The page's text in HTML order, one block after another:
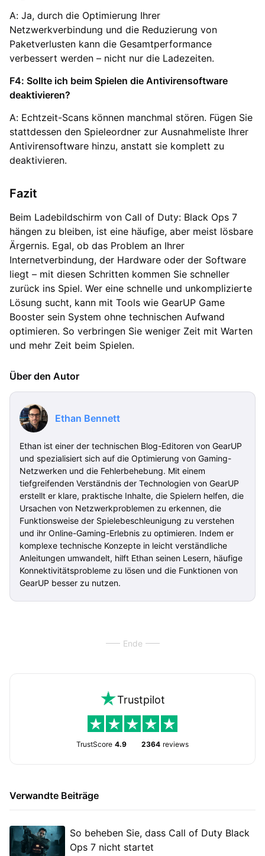
A: Ja, durch die Optimierung Ihrer
Netzwerkverbindung und die Reduzierung von
Paketverlusten kann die Gesamtperformance
verbessert werden – nicht nur die Ladezeiten.
F4: Sollte ich beim Spielen die Antivirensoftware
deaktivieren?
A: Echtzeit-Scans können manchmal stören. Fügen Sie
stattdessen den Spieleordner zur Ausnahmeliste Ihrer
Antivirensoftware hinzu, anstatt sie komplett zu
deaktivieren.
Fazit
Beim Ladebildschirm von Call of Duty: Black Ops 7
hängen zu bleiben, ist eine häufige, aber meist lösbare
Ärgernis. Egal, ob das Problem an Ihrer
Internetverbindung, der Hardware oder der Software
liegt – mit diesen Schritten kommen Sie schneller
zurück ins Spiel. Wer eine schnelle und unkomplizierte
Lösung sucht, kann mit Tools wie GearUP Game
Booster sein System ohne technischen Aufwand
optimieren. So verbringen Sie weniger Zeit mit Warten
und mehr Zeit beim Spielen.
Über den Autor
Ethan Bennett
Ethan ist einer der technischen Blog-Editoren von GearUP
und spezialisiert sich auf die Optimierung von Gaming-
Netzwerken und die Fehlerbehebung. Mit einem
tiefgreifenden Verständnis der Technologien von GearUP
erstellt er klare, praktische Inhalte, die Spielern helfen, die
Ursachen von Netzwerkproblemen zu erkennen, die
Funktionsweise der Spielebeschleunigung zu verstehen
und ihr Online-Gaming-Erlebnis zu optimieren. Indem er
komplexe technische Konzepte in leicht verständliche
Anleitungen umwandelt, hilft Ethan seinen Lesern, häufige
Konnektivitätsprobleme zu lösen und die Funktionen von
GearUP besser zu nutzen.
Ende
Trustpilot
TrustScore 4.9 2364 reviews
Verwandte Beiträge
So beheben Sie, dass Call of Duty Black
Ops 7 nicht startet